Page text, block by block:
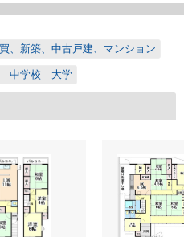
、新築、中古戸建、マンション
中学校 大学